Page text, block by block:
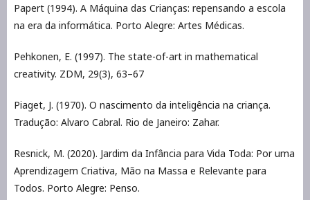
Papert (1994). A Máquina das Crianças: repensando a escola
na era da informática. Porto Alegre: Artes Médicas.
Pehkonen, E. (1997). The state-of-art in mathematical
creativity. ZDM, 29(3), 63–67
Piaget, J. (1970). O nascimento da inteligência na criança.
Tradução: Alvaro Cabral. Rio de Janeiro: Zahar.
Resnick, M. (2020). Jardim da Infância para Vida Toda: Por uma
Aprendizagem Criativa, Mão na Massa e Relevante para
Todos. Porto Alegre: Penso.